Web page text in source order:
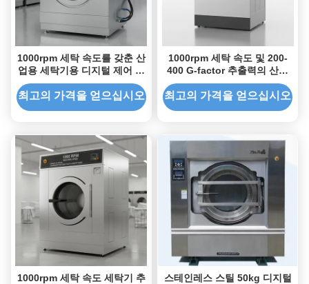
1000rpm 세탁 속도를 갖춘 산
업용 세탁기용 디지털 제어 스
테인리스 스틸 세탁 추출기
최고의 가격을 얻으십시오
1000rpm 세탁 속도 및 200-
400 G-factor 추출력의 산업
용 세탁 건조기, 사이클당 50-
150리터 용량
최고의 가격을 얻으십시오
1000rpm 세탁 속도 세탁기 추
스테인레스 스틸 50kg 디지털